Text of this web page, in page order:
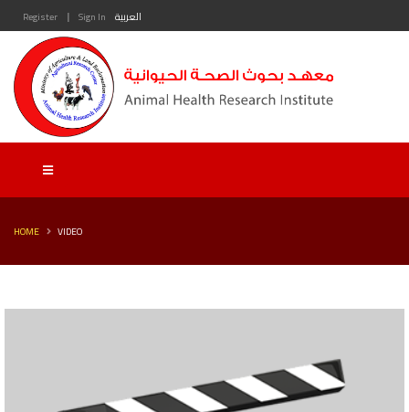
Register | Sign In العربية
HOME VIDEO